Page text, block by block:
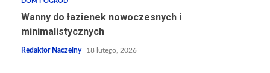
Wanny do łazienek nowoczesnych i
minimalistycznych
Redaktor Naczelny 18 lutego, 2026